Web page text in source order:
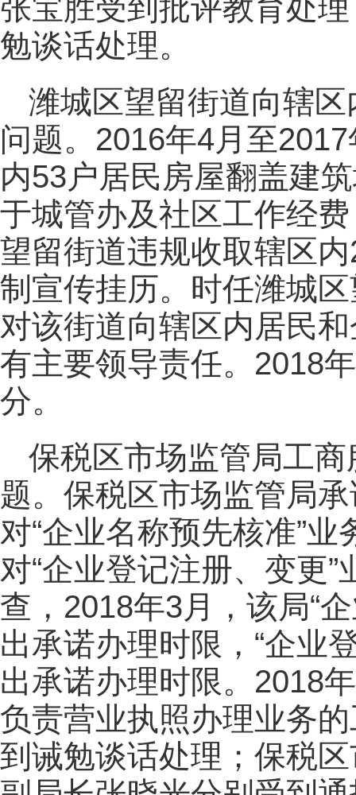
张宝胜受到批评教育处
勉谈话处理。
潍城区望留街道向辖
问题。2016年4月至
内53户居民房屋翻盖建
于城管办及社区工作经
望留街道违规收取辖区
制宣传挂历。时任潍城
对该街道向辖区内居民
有主要领导责任。2018
分。
保税区市场监管局工
题。保税区市场监管局
对“企业名称预先核准”
对“企业登记注册、变更
查，2018年3月，该局“
出承诺办理时限，“企业
出承诺办理时限。2018
负责营业执照办理业务
到诫勉谈话处理；保税